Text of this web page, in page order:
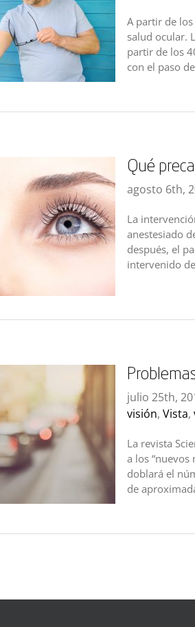
A partir de
salud ocular.
partir de los
con el paso
Qué
agosto 6th,
La
anestesiado
después, el
intervenido
julio 25th,
visión, Vista,
La revista
a los “nuevos
doblará el
de